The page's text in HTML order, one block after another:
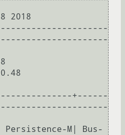
2018
+------
M| Bus-